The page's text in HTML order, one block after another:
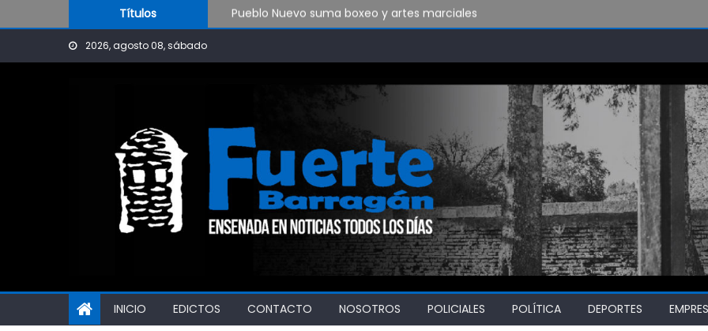
Títulos
Pueblo Nuevo suma boxeo y artes marciales
OPINIÓN: ¿Hasta cuándo vamos a soportar todo esto?
2026, agosto 08, sábado
INICIO EDICTOS CONTACTO NOSOTROS POLICIALES POLÍTICA DEPORTES